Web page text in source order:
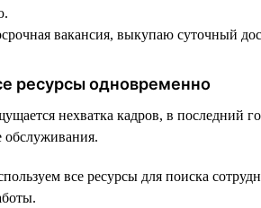
вакансия, выкупаю суточный
ресурсы одновременно
нехватка кадров, в последний
обслуживания.
все ресурсы для поиска